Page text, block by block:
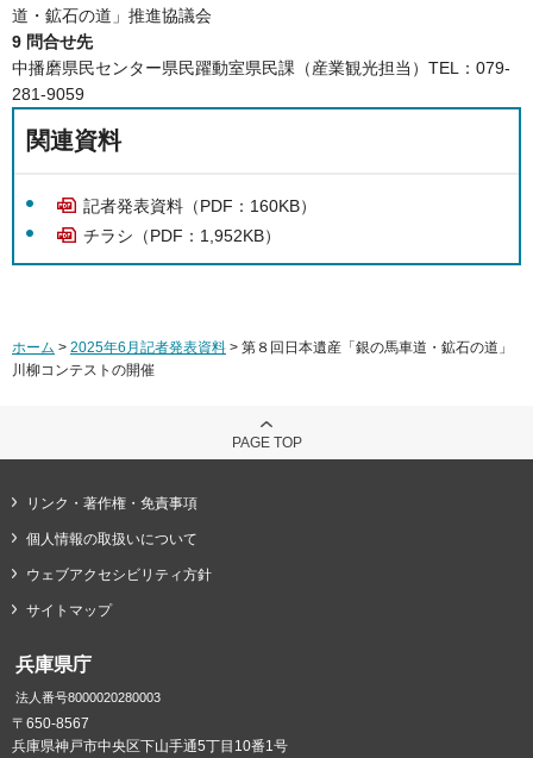
道・鉱石の道」推進協議会
9 問合せ先
中播磨県民センター県民躍動室県民課（産業観光担当）TEL：079-
281-9059
関連資料
記者発表資料（PDF：160KB）
チラシ（PDF：1,952KB）
ホーム > 2025年6月記者発表資料 > 第８回日本遺産「銀の馬車道・鉱石の道」
川柳コンテストの開催
PAGE TOP
リンク・著作権・免責事項
個人情報の取扱いについて
ウェブアクセシビリティ方針
サイトマップ
兵庫県庁
法人番号8000020280003
〒650-8567
兵庫県神戸市中央区下山手通5丁目10番1号